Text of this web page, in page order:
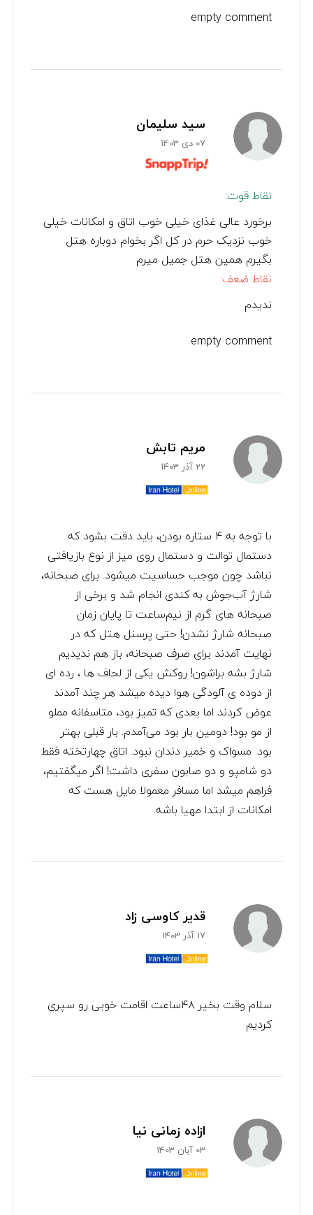
empty comment
سید سلیمان
07 دی 1403
نقاط قوت:
برخورد عالی غذای خیلی خوب اتاق و امکانات خیلی
خوب نزدیک حرم در کل اگر بخوام دوباره هتل
بگیرم همین هتل جمیل میرم
نقاط ضعف:
ندیدم
empty comment
مریم تابش
22 آذر 1403
با توجه به ۴ ستاره بودن، باید دقت بشود که
دستمال توالت و دستمال روی میز از نوع بازیافتی
نباشد چون موجب حساسیت میشود. برای صبحانه،
شارژ آب‌جوش به کندی انجام شد و برخی از
صبحانه های گرم از نیم‌ساعت تا پایان زمان
صبحانه شارژ نشدن! حتی پرسنل هتل که در
نهایت آمدند برای صرف صبحانه، باز هم ندیدیم
شارژ بشه براشون! روکش یکی از لحاف ها ، رده ای
از دوده ی آلودگی هوا دیده میشد هر چند آمدند
عوض کردند اما بعدی که تمیز بود، متاسفانه مملو
از مو بود! دومین بار بود می‌آمدم. بار قبلی بهتر
بود. مسواک و خمیر دندان نبود. اتاق چهارتخته فقط
دو شامپو و دو صابون سفری داشت! اگر میگفتیم،
فراهم میشد اما مسافر معمولا مایل هست که
امکانات از ابتدا مهیا باشه.
قدیر کاوسی زاد
17 آذر 1403
سلام وقت بخیر ۴۸ساعت اقامت خوبی رو سپری
کردیم
ازاده زمانی نیا
03 آبان 1403